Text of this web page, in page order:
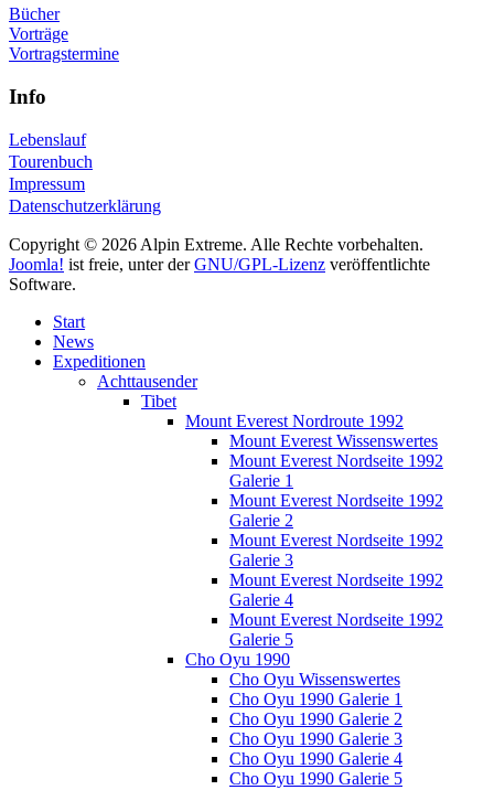
Bücher
Vorträge
Vortragstermine
Info
Lebenslauf
Tourenbuch
Impressum
Datenschutzerklärung
Copyright © 2026 Alpin Extreme. Alle Rechte vorbehalten.
Joomla! ist freie, unter derGNU/GPL-Lizenz veröffentlichte
Software.
Start
News
Expeditionen
Achttausender
Tibet
Mount Everest Nordroute 1992
Mount Everest Wissenswertes
Mount Everest Nordseite 1992
Galerie 1
Mount Everest Nordseite 1992
Galerie 2
Mount Everest Nordseite 1992
Galerie 3
Mount Everest Nordseite 1992
Galerie 4
Mount Everest Nordseite 1992
Galerie 5
Cho Oyu 1990
Cho Oyu Wissenswertes
Cho Oyu 1990 Galerie 1
Cho Oyu 1990 Galerie 2
Cho Oyu 1990 Galerie 3
Cho Oyu 1990 Galerie 4
Cho Oyu 1990 Galerie 5